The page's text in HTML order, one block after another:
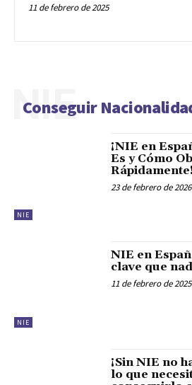
11 de febrero de 2025
Conseguir
NIE
NIE
¡NIE en
Es y Cómo
Rápidamente!
23 de febrero de 2026
NIE
NIE en
clave que
11 de febrero de 2025
¡Sin NIE no
lo que